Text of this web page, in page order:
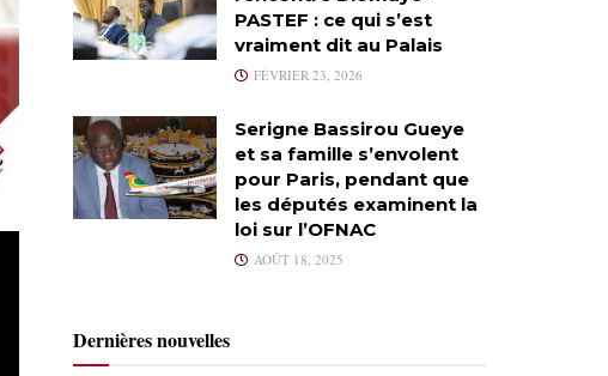
PASTEF : ce qui s’est
vraiment dit au Palais
FÉVRIER 23, 2026
Serigne Bassirou Gueye
et sa famille s’envolent
pour Paris, pendant que
les députés examinent la
loi sur l’OFNAC
AOÛT 18, 2025
Dernières nouvelles